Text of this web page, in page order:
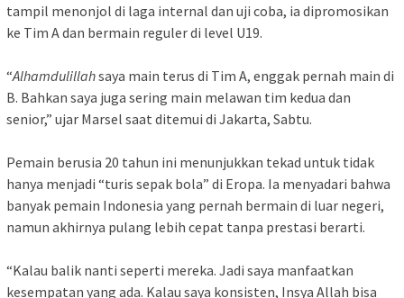
tampil menonjol di laga internal dan uji coba, ia dipromosikan
ke Tim A dan bermain reguler di level U19.
“Alhamdulillahsaya main terus di Tim A, enggak pernah main di
B. Bahkan saya juga sering main melawan tim kedua dan
senior,” ujar Marsel saat ditemui di Jakarta, Sabtu.
Pemain berusia 20 tahun ini menunjukkan tekad untuk tidak
hanya menjadi “turis sepak bola” di Eropa. Ia menyadari bahwa
banyak pemain Indonesia yang pernah bermain di luar negeri,
namun akhirnya pulang lebih cepat tanpa prestasi berarti.
“Kalau balik nanti seperti mereka. Jadi saya manfaatkan
kesempatan yang ada. Kalau saya konsisten, Insya Allah bisa